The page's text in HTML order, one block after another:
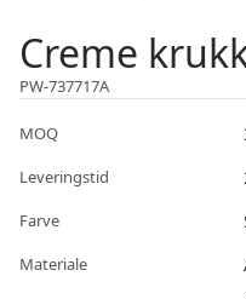
Creme
PW-737717A
MOQ
Leveringstid
Farve
Materiale